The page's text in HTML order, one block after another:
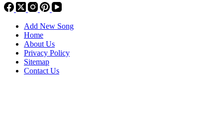
Add New Song
Home
About Us
Privacy Policy
Sitemap
Contact Us